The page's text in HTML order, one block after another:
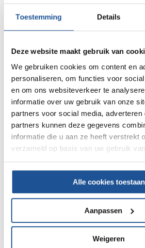
Toestemming Details
Deze website maakt gebruik van
We gebruiken cookies om content en
personaliseren, om functies voor
en om ons websiteverkeer te
informatie over uw gebruik van onze
partners voor social media, adverteren
partners kunnen deze gegevens
informatie die u aan ze heeft verstrekt
verzameld op basis van uw gebruik
Alle cookies toestaan
Aanpassen
Weigeren
Optimale dienstverlening
We vinden het belangrijk dat onze
dat daaruit ook goede financiële
Wij zijn een betrouwbare partner
Benieuwd hoe? Dat lees je
2.1 We zetten ons in voor
klanttevredenheid
ons bestaansrecht. Daarom meten
klanttevredenheid van onze klanten
sterrenmeting en een enquête.
gaan we aan de slag om de